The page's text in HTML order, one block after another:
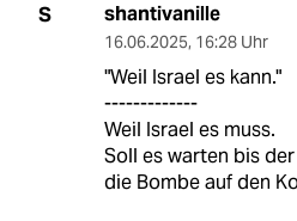
S shantivanille
16.06.2025, 16:28 Uhr
"Weil Israel es kann."
-------------
Weil Israel es muss.
Soll es warten bis
die Bombe auf den